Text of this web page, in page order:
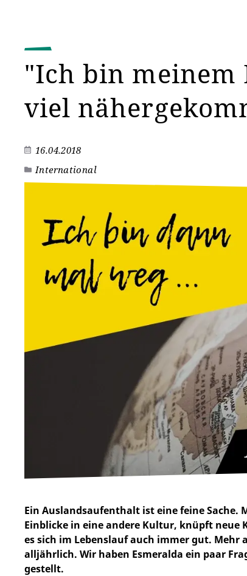
"Ich bin meinem
viel
16.04.2018
International
Ein Auslandsaufenthalt ist eine feine Sache.
Einblicke in eine andere Kultur, knüpft
es sich im Lebenslauf auch immer gut. Mehr
alljährlich. Wir haben Esmeralda ein paar
gestellt.